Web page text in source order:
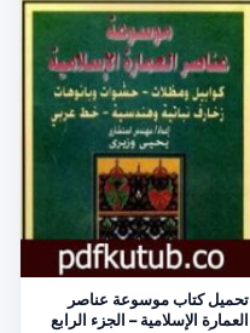
تحميل كتاب موسوعة عناصر
العمارة الإسلامية – الجزء الرابع